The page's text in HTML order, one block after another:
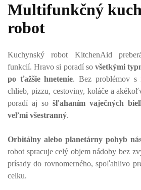
Multifunkčný
robot
Kuchynský robot KitchenAid
funkcií. Hravo si poradí so všetkými
po ťažšie hnetenie. Bez problémov s
chlieb, pizzu, cestoviny, koláče a
poradí aj so šľahaním vaječných
veľmi všestranný.
Orbitálny alebo planetárny pohyb
robot spracuje celý objem nádoby bez
prísady do rovnomerného, spoľahlivo
celku.